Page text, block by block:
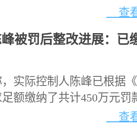
查
被罚后整改进展：已
实际控制人陈峰已根据
额缴纳了共计450万元罚
查